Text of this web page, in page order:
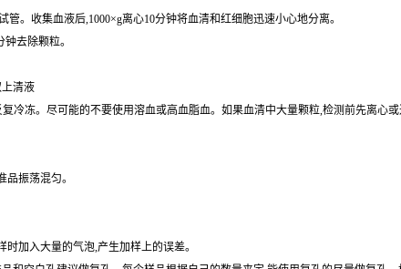
。收集血液后,1000×g离心10分钟将血清和红细胞迅速小心地分离。
去除颗粒。
清液
冷冻。尽可能的不要使用溶血或高血脂血。如果血清中大量颗粒,检测前先离心
振荡混匀。
加入大量的气泡,产生加样上的误差。